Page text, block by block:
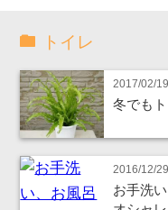
トイレ
2017/02/19
冬でも
2016/12/29
お手洗